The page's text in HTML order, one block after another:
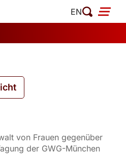
EN
von Frauen gegenüber
der GWG-München